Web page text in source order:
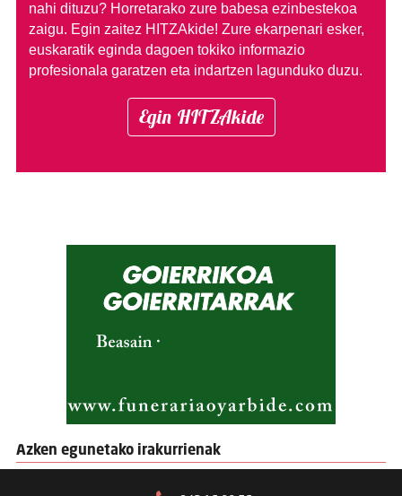
nahi dituzu? Horretarako zure babesa ezinbestekoa
zaigu. Egin zaitez HITZAkide! Zure ekarpenari esker,
euskaratik eginda dagoen tokiko informazio
profesionala garatzen eta indartzen lagunduko duzu.
Egin HITZAkide
Azken egunetako irakurrienak